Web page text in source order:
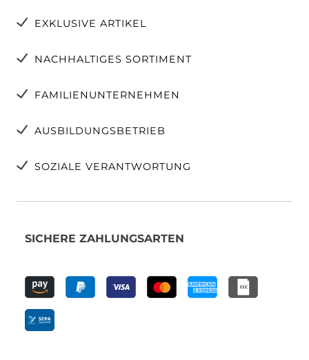
EXKLUSIVE ARTIKEL
NACHHALTIGES SORTIMENT
FAMILIENUNTERNEHMEN
AUSBILDUNGSBETRIEB
SOZIALE VERANTWORTUNG
SICHERE ZAHLUNGSARTEN